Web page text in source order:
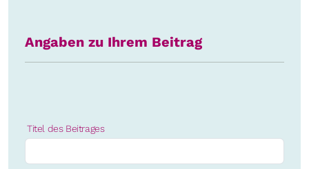
Angaben zu Ihrem Beitrag
Titel des Beitrages